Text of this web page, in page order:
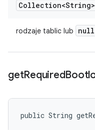
Collection<String>
rodzaje tablic lub null
getRequired
public String